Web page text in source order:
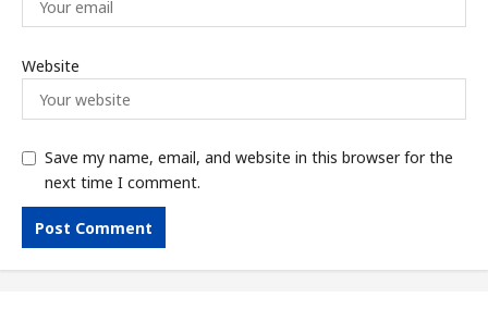
Website
Save my name, email, and website in this browser for the
next time I comment.